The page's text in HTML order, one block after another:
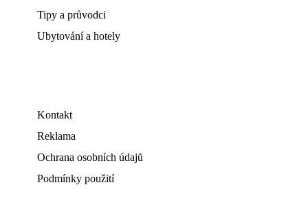
Tipy a průvodci
Ubytování a hotely
Kontakt
Reklama
Ochrana osobních údajů
Podmínky použití